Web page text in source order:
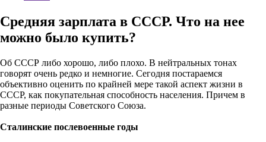
Средняя зарплата в СССР. Что на нее
можно было купить?
Об СССР либо хорошо, либо плохо. В нейтральных тонах
говорят очень редко и немногие. Сегодня постараемся
объективно оценить по крайней мере такой аспект жизни в
СССР, как покупательная способность населения. Причем в
разные периоды Советского Союза.
Сталинские послевоенные годы